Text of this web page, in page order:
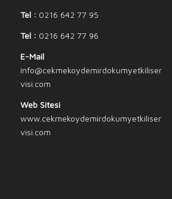
Tel : 0216 642 77 95
Tel : 0216 642 77 96
E-Mail
info@cekmekoydemirdokumyetkiliser
visi.com
Web Sitesi
www.cekmekoydemirdokumyetkiliser
visi.com